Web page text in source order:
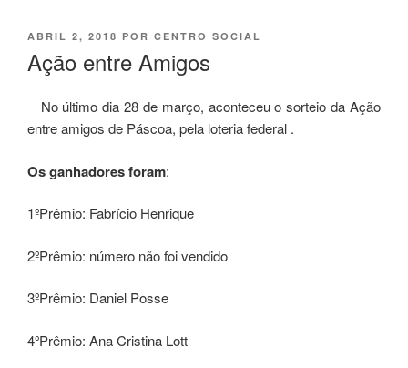
PUBLICADO
ABRIL 2, 2018 POR CENTRO SOCIAL
Ação entre Amigos
No último dia 28 de março, aconteceu o sorteio da Ação
entre amigos de Páscoa, pela loteria federal .
Os ganhadores foram:
1ºPrêmio: Fabrício Henrique
2ºPrêmio: número não foi vendido
3ºPrêmio: Daniel Posse
4ºPrêmio: Ana Cristina Lott